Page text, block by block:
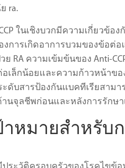
ra.
ในเชิงบวกมีความเกี่ยวข้อ
งการเกิดอาการบวมของข้อต่
ย RA ความเข้มข้นของ Anti-
เล็กน้อยและความก้าวหน้าขอ
ะดับสารป้องกันแบคทีเรียสาม
นจุลชีพก่อนและหลังการรักษ
าหมายสำหรับ